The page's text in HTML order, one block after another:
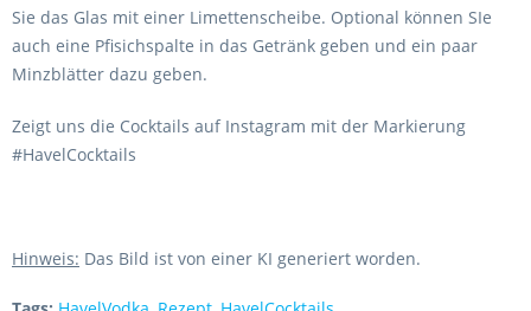
Sie das Glas mit einer Limettenscheibe. Optional können SIe
auch eine Pfisichspalte in das Getränk geben und ein paar
Minzblätter dazu geben.
Zeigt uns die Cocktails auf Instagram mit der Markierung
#HavelCocktails
Hinweis: Das Bild ist von einer KI generiert worden.